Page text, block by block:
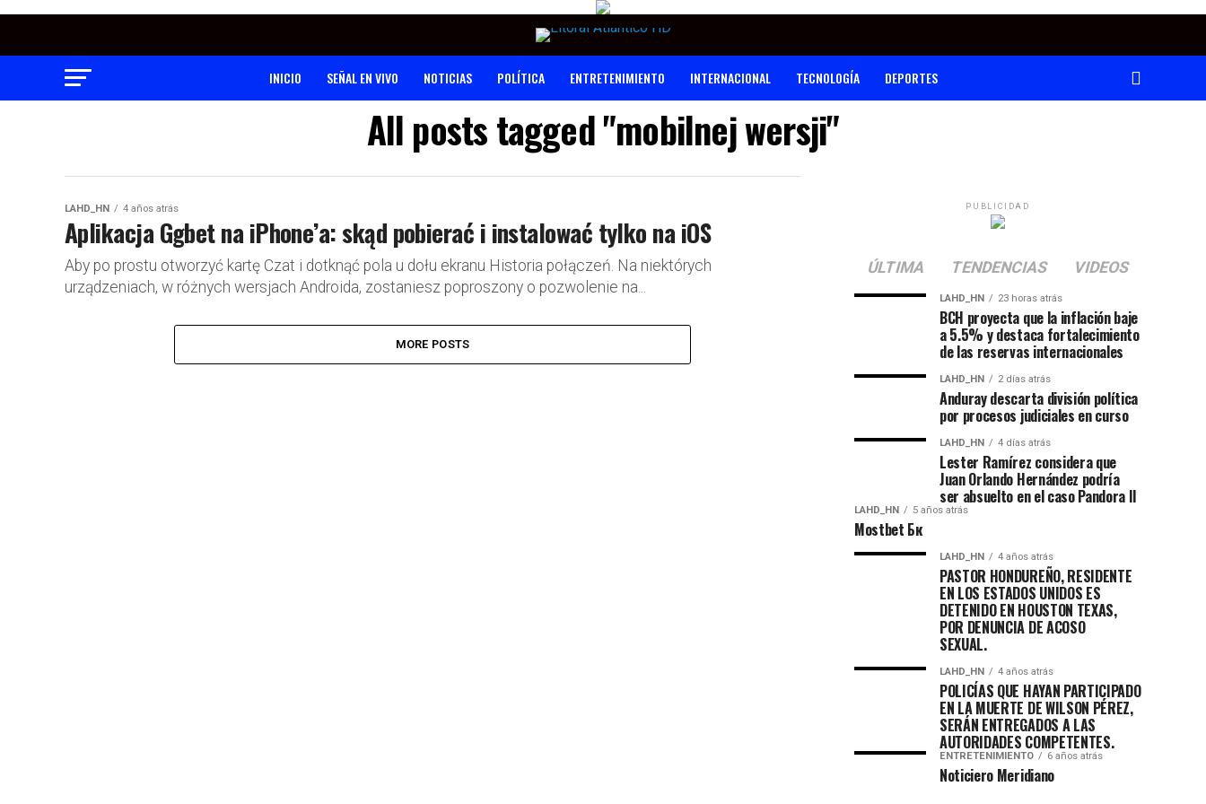
INICIO SEÑAL EN VIVO NOTICIAS POLÍTICA ENTRETENIMIENTO INTERNACIONAL TECNOLOGÍA DEPORTES
All posts tagged "mobilnej wersji"
LAHD_HN 4 años atrás
Aplikacja Ggbet na iPhone’a: ​​skąd pobierać i instalować tylko na iOS
Aby po prostu otworzyć kartę Czat i dotknąć pola u dołu ekranu Historia połączeń. Na niektórych
urządzeniach, w różnych wersjach Androida, zostaniesz poproszony o pozwolenie na...
MORE POSTS
PUBLICIDAD
ÚLTIMA TENDENCIAS VIDEOS
LAHD_HN 23 horas atrás
BCH proyecta que la inflación baje
a 5.5% y destaca fortalecimiento
de las reservas internacionales
LAHD_HN 2 días atrás
Anduray descarta división política
por procesos judiciales en curso
LAHD_HN 4 días atrás
Lester Ramírez considera que
Juan Orlando Hernández podría
ser absuelto en el caso Pandora II
LAHD_HN 5 años atrás
Mostbet Бк
LAHD_HN 4 años atrás
PASTOR HONDUREÑO, RESIDENTE
EN LOS ESTADOS UNIDOS ES
DETENIDO EN HOUSTON TEXAS,
POR DENUNCIA DE ACOSO
SEXUAL.
LAHD_HN 4 años atrás
POLICÍAS QUE HAYAN PARTICIPADO
EN LA MUERTE DE WILSON PÉREZ,
SERÁN ENTREGADOS A LAS
AUTORIDADES COMPETENTES.
ENTRETENIMIENTO 6 años atrás
Noticiero Meridiano